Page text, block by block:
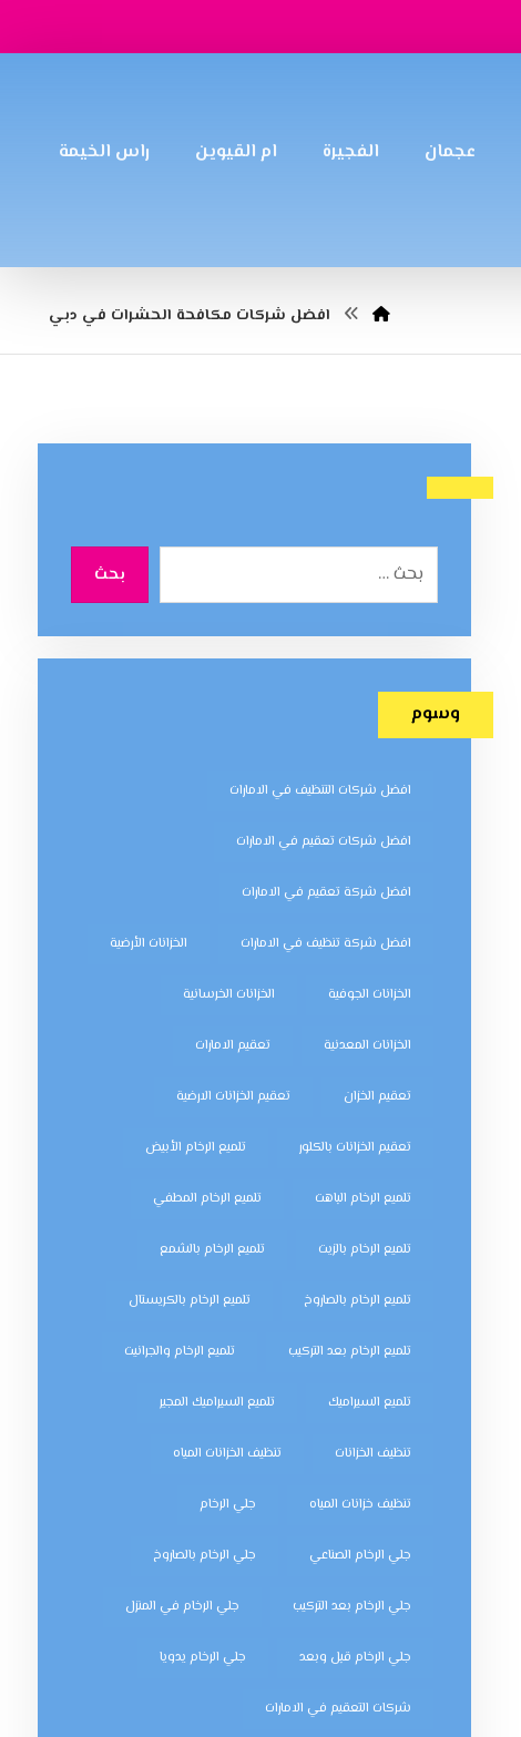
عجمان الفجيرة ام القيوين راس الخيمة
افضل شركات مكافحة الحشرات في دبي
بحث
وسوم
افضل شركات التنظيف في الامارات
افضل شركات تعقيم في الامارات
افضل شركة تعقيم في الامارات
افضل شركة تنظيف في الامارات الخزانات الأرضية
الخزانات الجوفية الخزانات الخرسانية
الخزانات المعدنية تعقيم الامارات
تعقيم الخزان تعقيم الخزانات الارضية
تعقيم الخزانات بالكلور تلميع الرخام الأبيض
تلميع الرخام الباهت تلميع الرخام المطفي
تلميع الرخام بالزيت تلميع الرخام بالشمع
تلميع الرخام بالصاروخ تلميع الرخام بالكريستال
تلميع الرخام بعد التركيب تلميع الرخام والجرانيت
تلميع السيراميك تلميع السيراميك المجير
تنظيف الخزانات تنظيف الخزانات المياه
تنظيف خزانات المياه جلي الرخام
جلي الرخام الصناعي جلي الرخام بالصاروخ
جلي الرخام بعد التركيب جلي الرخام في المنزل
جلي الرخام قبل وبعد جلي الرخام يدويا
شركات التعقيم في الامارات